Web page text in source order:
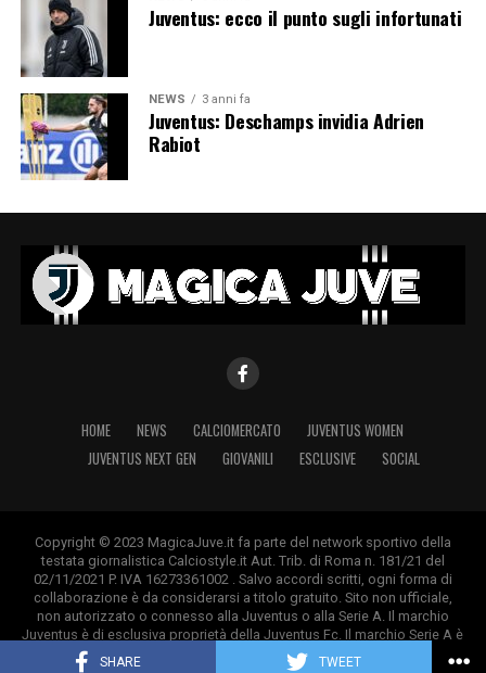
SHARE TWEET
Juventus: ecco il punto sugli infortunati
NEWS 3 anni fa
Juventus: Deschamps invidia Adrien
Rabiot
HOME NEWS CALCIOMERCATO
JUVENTUS WOMEN
JUVENTUS NEXT GEN
GIOVANILI ESCLUSIVE SOCIAL
Copyright © 2023 MagicaJuve.it fa parte del network sportivo della
testata giornalistica Calciostyle.it Aut. Trib. di Roma n. 181/21 del
02/11/2021 P. IVA 16273361002 . Salvo accordi scritti, ogni forma di
collaborazione è da considerarsi a titolo gratuito. Sito non ufficiale,
non autorizzato o connesso alla Juventus o alla Serie A. Il marchio
Juventus è di esclusiva proprietà della Juventus Fc. Il marchio Serie A è
di esclusiva proprietà della Lega Calcio.